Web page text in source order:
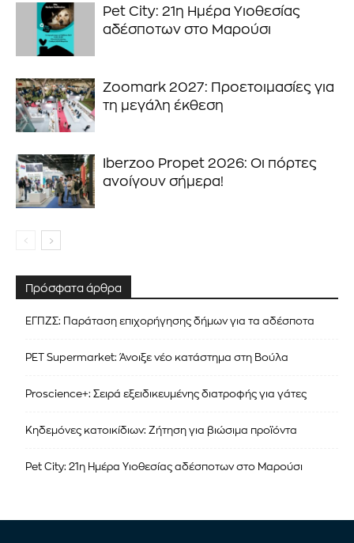
Pet City: 21η Ημέρα Υιοθεσίας
αδέσποτων στο Μαρούσι
Zoomark 2027: Προετοιμασίες για
τη μεγάλη έκθεση
Ιberzoo Propet 2026: Οι πόρτες
ανοίγουν σήμερα!
Πρόσφατα άρθρα
ΕΓΠΖΣ: Παράταση επιχορήγησης δήμων για τα αδέσποτα
PET Supermarket: Άνοιξε νέο κατάστημα στη Βούλα
Proscience+: Σειρά εξειδικευμένης διατροφής για γάτες
Κηδεμόνες κατοικίδιων: Ζήτηση για βιώσιμα προϊόντα
Pet City: 21η Ημέρα Υιοθεσίας αδέσποτων στο Μαρούσι